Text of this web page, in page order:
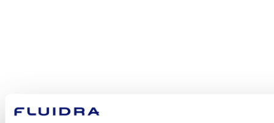
ayudarte?